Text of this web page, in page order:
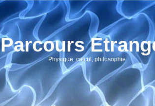
Parcours
Physique, calcul, philosophie